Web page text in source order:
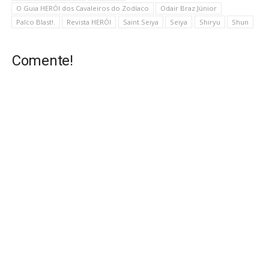
O Guia HERÓI dos Cavaleiros do Zodíaco
Odair Braz Júnior
Palco Blast!.
Revista HERÓI Saint Seiya Seiya Shiryu Shun
Comente!